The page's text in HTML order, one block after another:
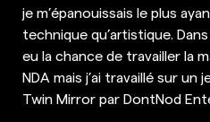
je m’épanouissais le plus
technique qu’artistique.
eu la chance de travailler la
NDA mais j’ai travaillé sur
Twin Mirror par DontNod